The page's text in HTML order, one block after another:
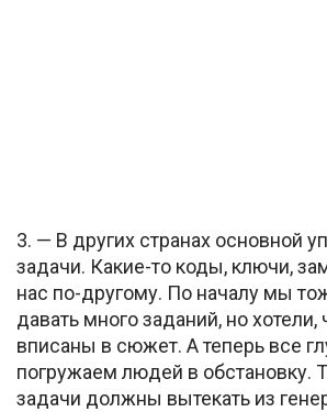
3. — В других странах основной
задачи. Какие-то коды, ключи,
нас по-другому. По началу мы
давать много заданий, но
вписаны в сюжет. А теперь все
погружаем людей в обстановку.
задачи должны вытекать из